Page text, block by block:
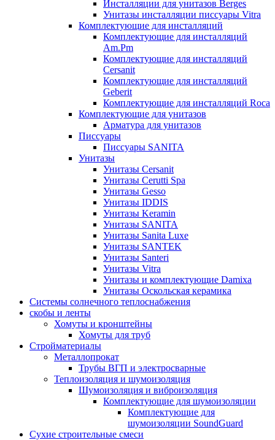
Инсталляции для унитазов Berges
Унитазы инсталляции писсуары Vitra
Комплектующие для инсталляций
Комплектующие для инсталляций
Am.Pm
Комплектующие для инсталляций
Cersanit
Комплектующие для инсталляций
Geberit
Комплектующие для инсталляций Roca
Комплектующие для унитазов
Арматура для унитазов
Писсуары
Писсуары SANITA
Унитазы
Унитазы Cersanit
Унитазы Cerutti Spa
Унитазы Gesso
Унитазы IDDIS
Унитазы Keramin
Унитазы SANITA
Унитазы Sanita Luxe
Унитазы SANTEK
Унитазы Santeri
Унитазы Vitra
Унитазы и комплектующие Damixa
Унитазы Оскольская керамика
Системы солнечного теплоснабжения
скобы и ленты
Хомуты и кронштейны
Хомуты для труб
Стройматериалы
Металлопрокат
Трубы ВГП и электросварные
Теплоизоляция и шумоизоляция
Шумоизоляция и виброизоляция
Комплектующие для шумоизоляции
Комплектующие для
шумоизоляции SoundGuard
Сухие строительные смеси